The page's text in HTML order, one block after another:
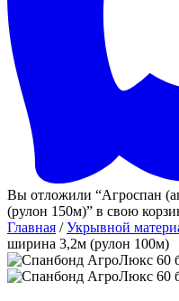
Вы отложили “Агроспан
(рулон 150м)” в свою
Главная /Укрывной
ширина 3,2м (рулон 100м)